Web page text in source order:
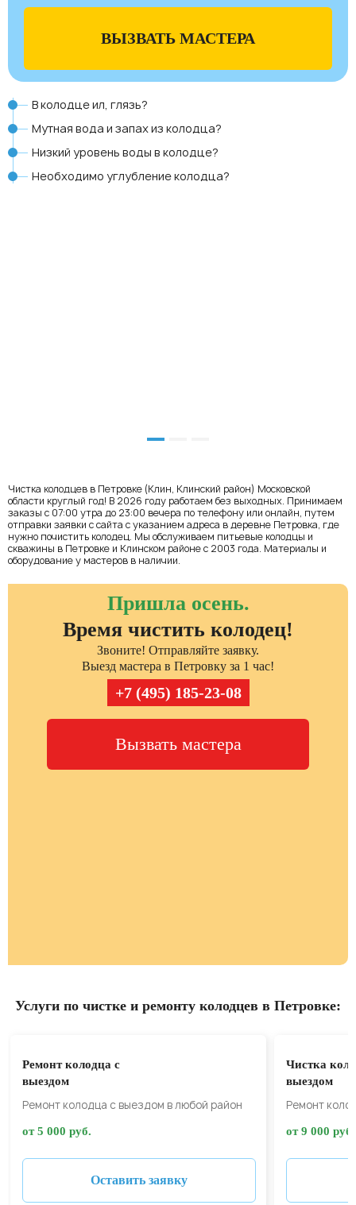
ВЫЗВАТЬ МАСТЕРА
В колодце ил, глязь?
Мутная вода и запах из колодца?
Низкий уровень воды в колодце?
Необходимо углубление колодца?
Чистка колодцев в Петровке (Клин, Клинский район) Московской
области круглый год! В 2026 году работаем без выходных. Принимаем
заказы с 07:00 утра до 23:00 вечера по телефону или онлайн, путем
отправки заявки с сайта с указанием адреса в деревне Петровка, где
нужно почистить колодец. Мы обслуживаем питьевые колодцы и
скважины в Петровке и Клинском районе с 2003 года. Материалы и
оборудование у мастеров в наличии.
Пришла осень.
Время чистить колодец!
Звоните! Отправляйте заявку.
Выезд мастера в Петровку за 1 час!
+7 (495) 185-23-08
Вызвать мастера
Услуги по чистке и ремонту колодцев в Петровке:
Ремонт колодца с
выездом
Ремонт колодца с выездом в любой район
от 5 000 руб.
Оставить заявку
Чистка
выездом
Ремонт
от 9 000 руб.